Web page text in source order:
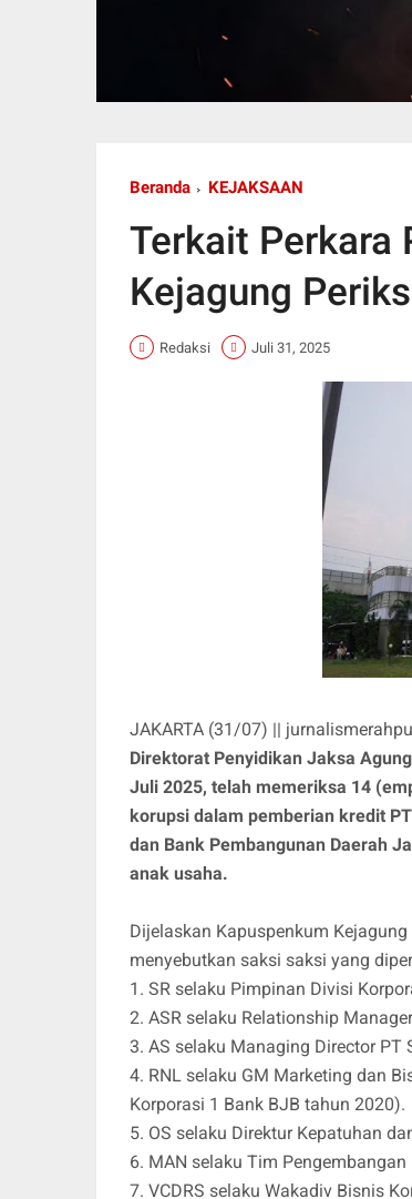
Beranda KEJAKSAAN
Terkait Perkara
Kejagung
Redaksi Juli 31, 2025
JAKARTA (31/07) ||
Direktorat Penyidikan Jaksa
Juli 2025, telah memeriksa 14
korupsi dalam pemberian kredit
dan Bank Pembangunan Daerah
anak usaha.
Dijelaskan Kapuspenkum
menyebutkan saksi saksi yang
1. SR selaku Pimpinan Divisi
2. ASR selaku Relationship
3. AS selaku Managing Director PT
4. RNL selaku GM Marketing dan
Korporasi 1 Bank BJB tahun 2020).
5. OS selaku Direktur Kepatuhan
6. MAN selaku Tim
7. VCDRS selaku Wakadiv Bisnis